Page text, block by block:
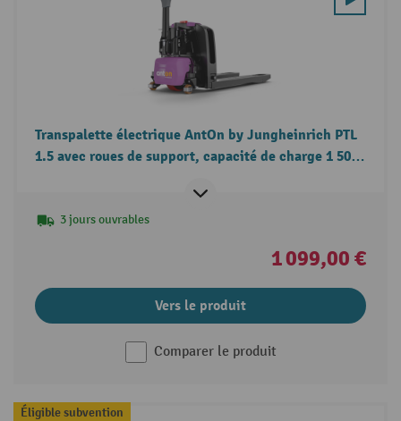
Transpalette électrique AntOn by Jungheinrich PTL
1.5 avec roues de support, capacité de charge 1 500
3 jours ouvrables
1 099,00 €
Vers le produit
Comparer le produit
Éligible subvention